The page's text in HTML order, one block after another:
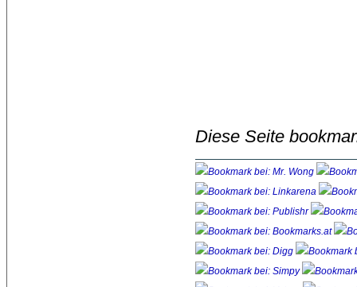
Diese Seite